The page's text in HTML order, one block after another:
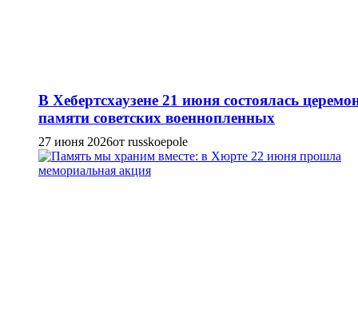
В Хебертсхаузене 21 июня состоялась
памяти советских военнопленных
27 июня 2026от russkoepole